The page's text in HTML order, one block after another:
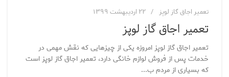
تعمیر اجاق گاز لوپز ۲۲ اردیبهشت ۱۳۹۹
تعمیر اجاق گاز لوپز
تعمیر اجاق گاز لوپز امروزه یکی از چیزهایی که نقش مهمی در
خدمات پس از فروش لوازم خانگی دارد، تعمیر اجاق گاز لوپز است
که بسیاری از مردم ب...